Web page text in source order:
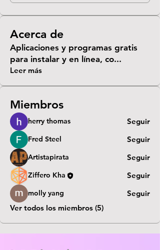
Acerca de
Aplicaciones y programas gratis
para instalar y en línea, co...
Leer más
Miembros
herry thomas Seguir
Fred Steel Seguir
Artistapirata Seguir
Ziffero Kha Seguir
molly yang
Seguir
Ver todos los miembros (5)